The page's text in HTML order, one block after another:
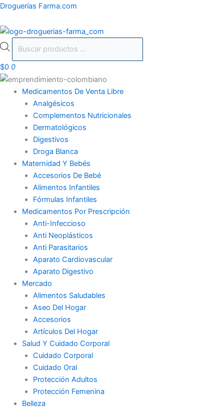
Ir
contenido
Droguerías Farma.com
Búsqueda
productos
$0 0
Medicamentos De Venta Libre
Analgésicos
Complementos Nutricionales
Dermatológicos
Digestivos
Droga Blanca
Maternidad Y Bebés
Accesorios De Bebé
Alimentos Infantiles
Fórmulas Infantiles
Medicamentos Por Prescripción
Anti-Infeccioso
Anti Neoplásticos
Anti Parasitarios
Aparato Cardiovascular
Aparato Digestivo
Mercado
Alimentos Saludables
Aseo Del Hogar
Accesorios
Artículos Del Hogar
Salud Y Cuidado Corporal
Cuidado Corporal
Cuidado Oral
Protección Adultos
Protección Femenina
Belleza